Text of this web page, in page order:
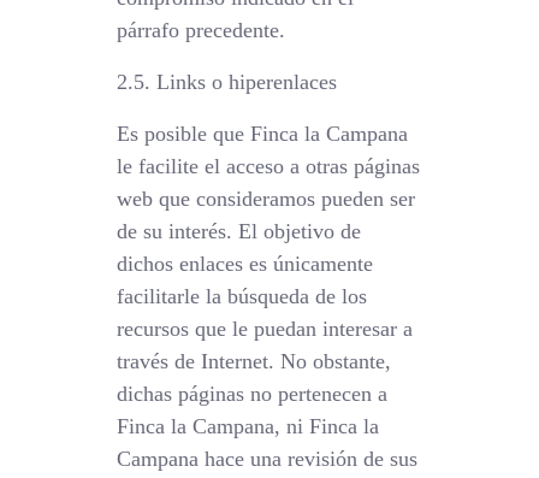
párrafo precedente.
2.5. Links o hiperenlaces
Es posible que Finca la Campana
le facilite el acceso a otras páginas
web que consideramos pueden ser
de su interés. El objetivo de
dichos enlaces es únicamente
facilitarle la búsqueda de los
recursos que le puedan interesar a
través de Internet. No obstante,
dichas páginas no pertenecen a
Finca la Campana, ni Finca la
Campana hace una revisión de sus